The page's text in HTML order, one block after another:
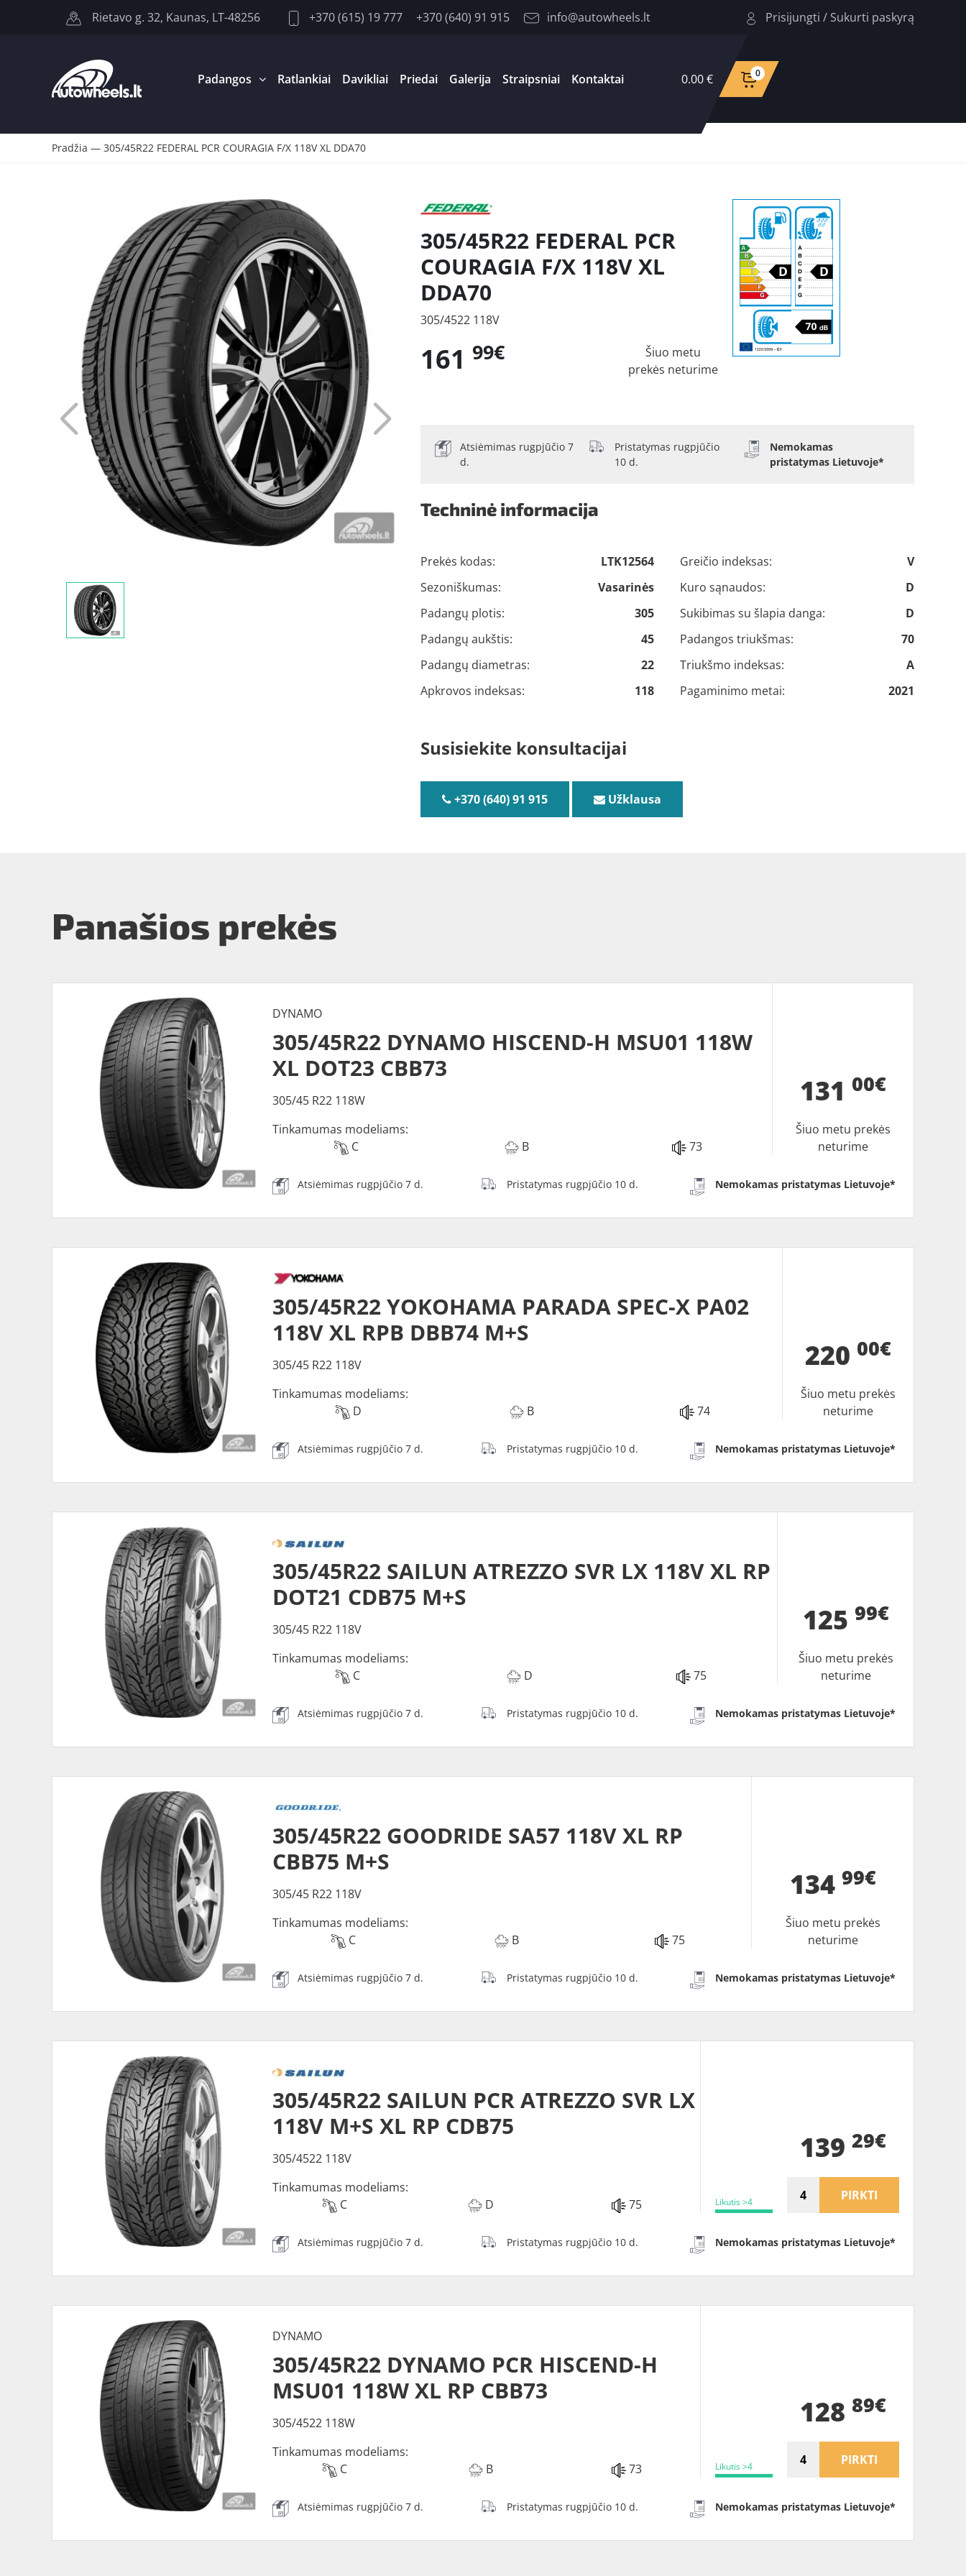
Rietavo g. 32, Kaunas, LT-48256 +370 (615) 19 777 +370 (640) 91 915 info@autowheels.lt Prisijungti / Sukurti paskyrą
Padangos Ratlankiai Davikliai Priedai Galerija Straipsniai Kontaktai 0.00 € 0
Pradžia — 305/45R22 FEDERAL PCR COURAGIA F/X 118V XL DDA70
305/45R22 FEDERAL PCR
COURAGIA F/X 118V XL
DDA70
305/4522 118V
161 99€
Šiuo metu
prekės neturime
Atsiėmimas rugpjūčio 7
d.
Pristatymas rugpjūčio
10 d.
Nemokamas
pristatymas Lietuvoje*
Techninė informacija
Prekės kodas:
LTK12564
Sezoniškumas:
Vasarinės
Padangų plotis:
305
Padangų aukštis:
45
Padangų diametras:
22
Apkrovos indeksas:
118
Greičio indeksas:
V
Kuro sąnaudos:
D
Sukibimas su šlapia danga:
D
Padangos triukšmas:
70
Triukšmo indeksas:
A
Pagaminimo metai:
2021
Susisiekite konsultacijai
+370 (640) 91 915 Užklausa
Panašios prekės
DYNAMO
305/45R22 DYNAMO HISCEND-H MSU01 118W
XL DOT23 CBB73
305/45 R22 118W
Tinkamumas modeliams:
C
B 73
131 00€
Šiuo metu prekės
neturime
Atsiėmimas rugpjūčio 7 d. Pristatymas rugpjūčio 10 d. Nemokamas pristatymas Lietuvoje*
305/45R22 YOKOHAMA PARADA SPEC-X PA02
118V XL RPB DBB74 M+S
305/45 R22 118V
Tinkamumas modeliams:
D
B 74
220 00€
Šiuo metu prekės
neturime
Atsiėmimas rugpjūčio 7 d. Pristatymas rugpjūčio 10 d. Nemokamas pristatymas Lietuvoje*
305/45R22 SAILUN ATREZZO SVR LX 118V XL RP
DOT21 CDB75 M+S
305/45 R22 118V
Tinkamumas modeliams:
C
D 75
125 99€
Šiuo metu prekės
neturime
Atsiėmimas rugpjūčio 7 d. Pristatymas rugpjūčio 10 d. Nemokamas pristatymas Lietuvoje*
305/45R22 GOODRIDE SA57 118V XL RP
CBB75 M+S
305/45 R22 118V
Tinkamumas modeliams:
C
B 75
134 99€
Šiuo metu prekės
neturime
Atsiėmimas rugpjūčio 7 d. Pristatymas rugpjūčio 10 d. Nemokamas pristatymas Lietuvoje*
305/45R22 SAILUN PCR ATREZZO SVR LX
118V M+S XL RP CDB75
305/4522 118V
Tinkamumas modeliams:
C
D 75 Likutis >4
139 29€
PIRKTI
Atsiėmimas rugpjūčio 7 d. Pristatymas rugpjūčio 10 d. Nemokamas pristatymas Lietuvoje*
DYNAMO
305/45R22 DYNAMO PCR HISCEND-H
MSU01 118W XL RP CBB73
305/4522 118W
Tinkamumas modeliams:
C
B 73 Likutis >4
128 89€
PIRKTI
Atsiėmimas rugpjūčio 7 d. Pristatymas rugpjūčio 10 d. Nemokamas pristatymas Lietuvoje*